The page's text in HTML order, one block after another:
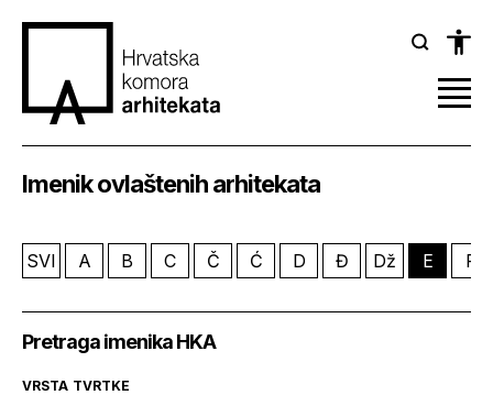
Imenik ovlaštenih arhitekata
SVI A B C Č Ć D Đ Dž E F
Pretraga imenika HKA
VRSTA TVRTKE